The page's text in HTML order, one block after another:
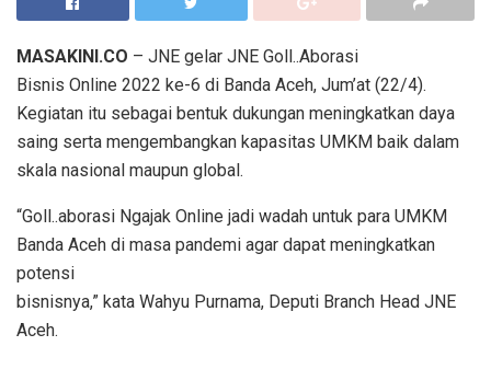
MASAKINI.CO – JNE gelar JNE Goll..Aborasi
Bisnis Online 2022 ke-6 di Banda Aceh, Jum’at (22/4).
Kegiatan itu sebagai bentuk dukungan meningkatkan daya
saing serta mengembangkan kapasitas UMKM baik dalam
skala nasional maupun global.
“Goll..aborasi Ngajak Online jadi wadah untuk para UMKM
Banda Aceh di masa pandemi agar dapat meningkatkan
potensi
bisnisnya,” kata Wahyu Purnama, Deputi Branch Head JNE
Aceh.